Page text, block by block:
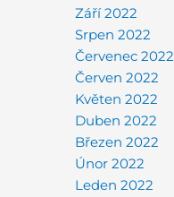
Září 2022
Srpen 2022
Červenec 2022
Červen 2022
Květen 2022
Duben 2022
Březen 2022
Únor 2022
Leden 2022